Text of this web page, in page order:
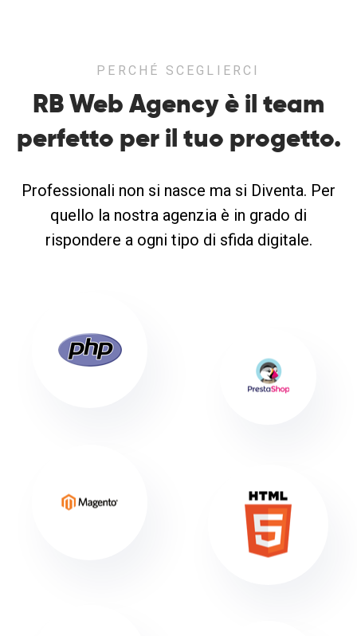
PERCHÉ SCEGLIERCI
RB Web Agency è il team
perfetto per il tuo progetto.
Professionali non si nasce ma si Diventa. Per
quello la nostra agenzia è in grado di
rispondere a ogni tipo di sfida digitale.